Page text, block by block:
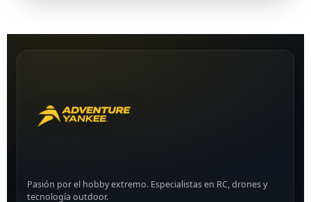
Pasión por el hobby extremo. Especialistas en RC, drones y
tecnología outdoor.